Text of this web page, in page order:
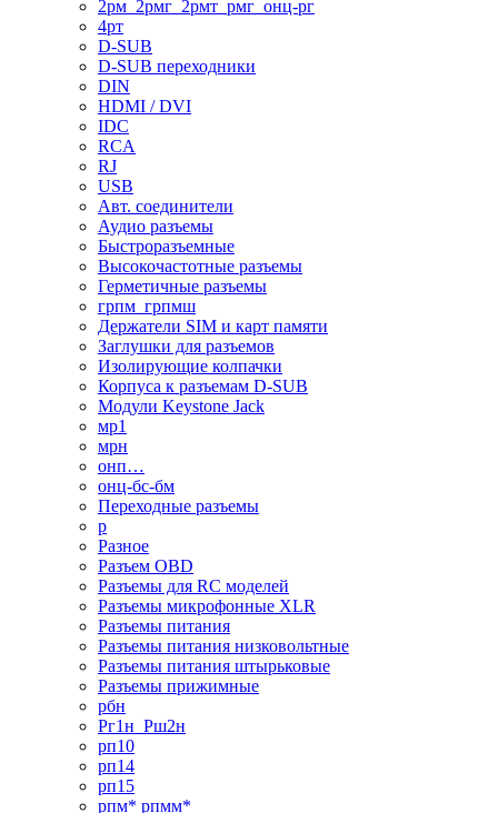
2рм_2рмг_2рмт_рмг_онц-рг
4рт
D-SUB
D-SUB переходники
DIN
HDMI / DVI
IDC
RCA
RJ
USB
Авт. соединители
Аудио разъемы
Быстроразъемные
Высокочастотные разъемы
Герметичные разъемы
грпм_грпмш
Держатели SIM и карт памяти
Заглушки для разъемов
Изолирующие колпачки
Корпуса к разъемам D-SUB
Модули Keystone Jack
мр1
мрн
онп…
онц-бс-бм
Переходные разъемы
р
Разное
Разъем OBD
Разъемы для RC моделей
Разъемы микрофонные XLR
Разъемы питания
Разъемы питания низковольтные
Разъемы питания штырьковые
Разъемы прижимные
рбн
Рг1н_Рш2н
рп10
рп14
рп15
рпм* рпмм*